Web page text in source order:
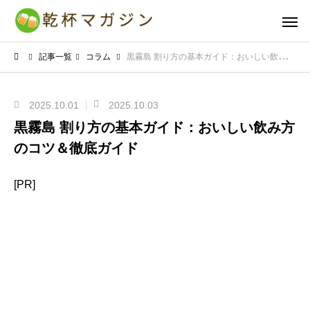
記事一覧 コラム 黒霧島 割り方の基本ガイド：おいしい飲み方のコツ＆徹底ガイド
2025.10.01 2025.10.03
黒霧島 割り方の基本ガイド：おいしい飲み方
のコツ＆徹底ガイド
[PR]